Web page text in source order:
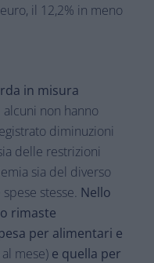
il 12,2% in meno
in misura
alcuni non hanno
diminuzioni
delle restrizioni
sia del diverso
stesse. Nello
rimaste
per alimentari e
mese) e quella per